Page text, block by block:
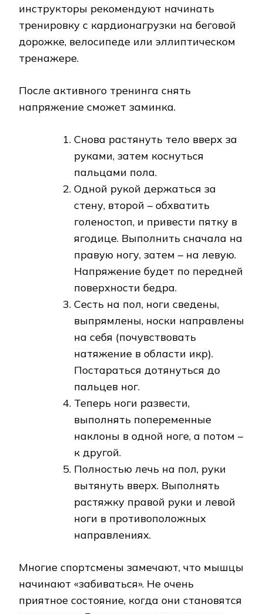
инструкторы рекомендуют начинать
тренировку с кардионагрузки на беговой
дорожке, велосипеде или эллиптическом
тренажере.
После активного тренинга снять
напряжение сможет заминка.
Снова растянуть тело вверх за
руками, затем коснуться
пальцами пола.
Одной рукой держаться за
стену, второй – обхватить
голеностоп, и привести пятку в
ягодице. Выполнить сначала на
правую ногу, затем – на левую.
Напряжение будет по передней
поверхности бедра.
Сесть на пол, ноги сведены,
выпрямлены, носки направлены
на себя (почувствовать
натяжение в области икр).
Постараться дотянуться до
пальцев ног.
Теперь ноги развести,
выполнять попеременные
наклоны в одной ноге, а потом –
к другой.
Полностью лечь на пол, руки
вытянуть вверх. Выполнять
растяжку правой руки и левой
ноги в противоположных
направлениях.
Многие спортсмены замечают, что мышцы
начинают «забиваться». Не очень
приятное состояние, когда они становятся